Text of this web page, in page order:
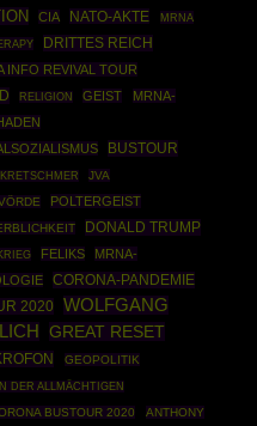
CIA NATO-AKTE
MRNA
DRITTES REICH
INFO REVIVAL TOUR
RELIGION GEIST
MRNA-
BUSTOUR
JVA
POLTERGEIST
DONALD TRUMP
FELIKS
MRNA-
CORONA-PANDEMIE
2020
WOLFGANG
GREAT RESET
GEOPOLITIK
DER ALLMÄCHTIGEN
BUSTOUR 2020
ANTHONY